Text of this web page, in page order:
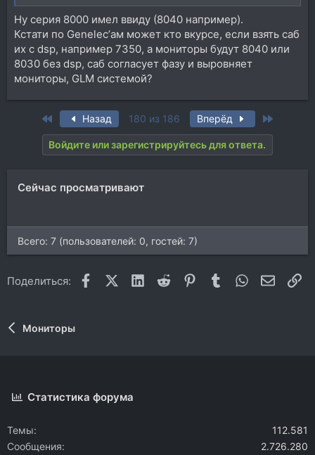
Ну серия 8000 имел ввиду (8040 например).
Кстати по Genelec’ам может кто вкурсе, если взять саб
их с dsp, например 7350, а мониторы будут 8040 или
8030 без dsp, саб согласует фазу и выровняет
мониторы, GLM системой?
First Назад 180 из 186 Вперёд
Войдите или зарегистрируйтесь для ответа.
Сейчас просматривают
Всего: 7 (пользователей: 0, гостей: 7)
Поделиться: FacebookX (Twitter)
LinkedIn
Reddit Pinterest
Tumblr WhatsApp
Мониторы
Статистика форума
Темы
112.581
Сообщения
2.726.280